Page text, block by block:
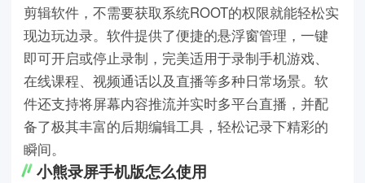
剪辑软件，不需要获取系统ROOT的权限就能轻松实
现边玩边录。软件提供了便捷的悬浮窗管理，一键
即可开启或停止录制，完美适用于录制手机游戏、
在线课程、视频通话以及直播等多种日常场景。软
件还支持将屏幕内容推流并实时多平台直播，并配
备了极其丰富的后期编辑工具，轻松记录下精彩的
瞬间。
小熊录屏手机版怎么使用